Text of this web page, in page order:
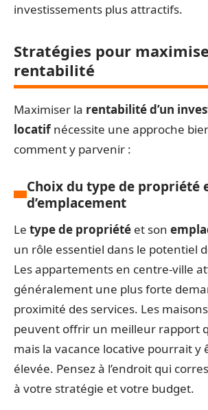
investissements plus attractifs.
Stratégies pour
rentabilité
Maximiser la rentabilité d’un
locatifnécessite une approche
comment y parvenir :
Choix du type de propriété
d’emplacement
Le type de propriété et son
un rôle essentiel dans le potentiel
Les appartements en centre-ville
généralement une plus forte
proximité des services. Les
peuvent offrir un meilleur rapport
mais la vacance locative pourrait y
élevée. Pensez à l’endroit qui
à votre stratégie et votre budget.